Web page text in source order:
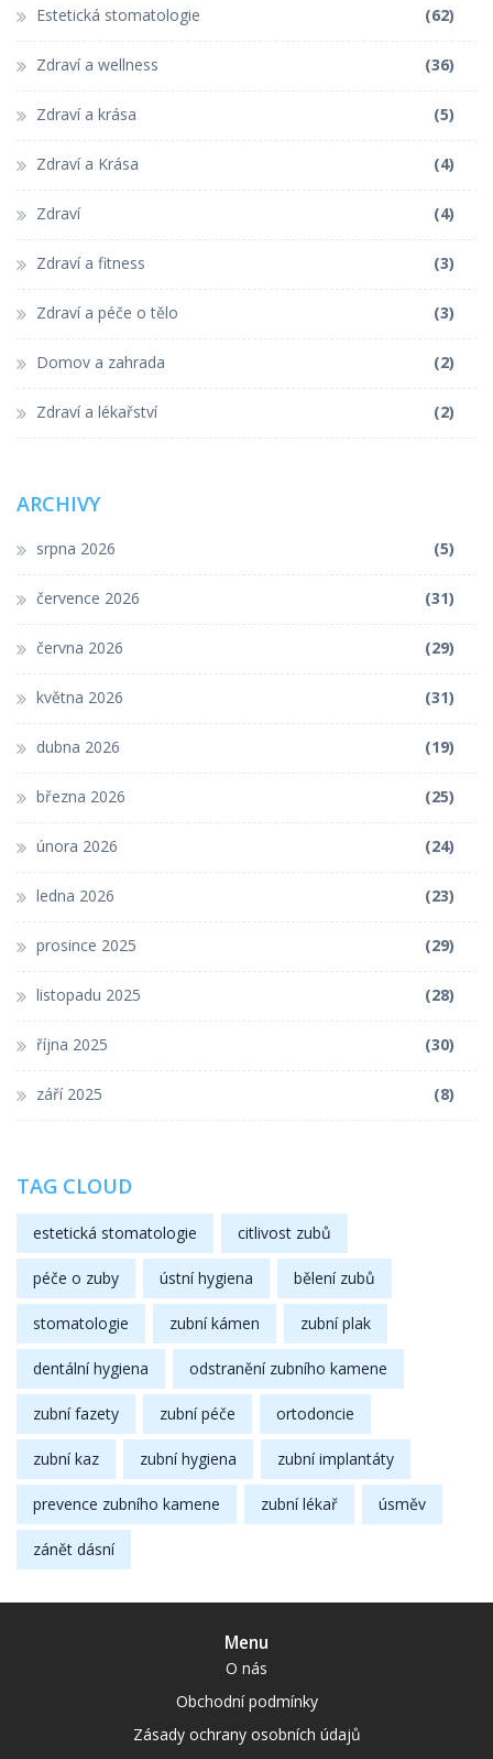
Estetická stomatologie (62)
Zdraví a wellness (36)
Zdraví a krása (5)
Zdraví a Krása (4)
Zdraví (4)
Zdraví a fitness (3)
Zdraví a péče o tělo (3)
Domov a zahrada (2)
Zdraví a lékařství (2)
ARCHIVY
srpna 2026 (5)
července 2026 (31)
června 2026 (29)
května 2026 (31)
dubna 2026 (19)
března 2026 (25)
února 2026 (24)
ledna 2026 (23)
prosince 2025 (29)
listopadu 2025 (28)
října 2025 (30)
září 2025 (8)
TAG CLOUD
estetická stomatologie citlivost zubů
péče o zuby ústní hygiena bělení zubů
stomatologie zubní kámen zubní plak
dentální hygiena odstranění zubního kamene
zubní fazety zubní péče ortodoncie
zubní kaz zubní hygiena zubní implantáty
prevence zubního kamene zubní lékař úsměv
zánět dásní
Menu
O nás
Obchodní podmínky
Zásady ochrany osobních údajů